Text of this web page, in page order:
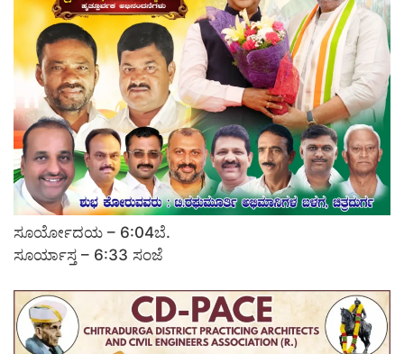
ಸೂರ್ಯೋದಯ – 6:04ಬೆ.
ಸೂರ್ಯಾಸ್ತ – 6:33 ಸಂಜೆ